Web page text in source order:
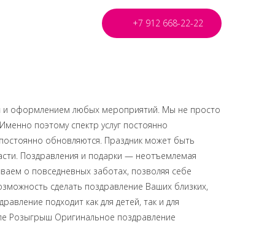
+7 912 668-22-22
и оформлением любых мероприятий. Мы не просто
поэтому спектр услуг постоянно
обновляются. Праздник может быть
Поздравления и подарки — неотъемлемая
о повседневных заботах, позволяя себе
сделать поздравление Ваших близких,
подходит как для детей, так и для
Розыгрыш Оригинальное поздравление